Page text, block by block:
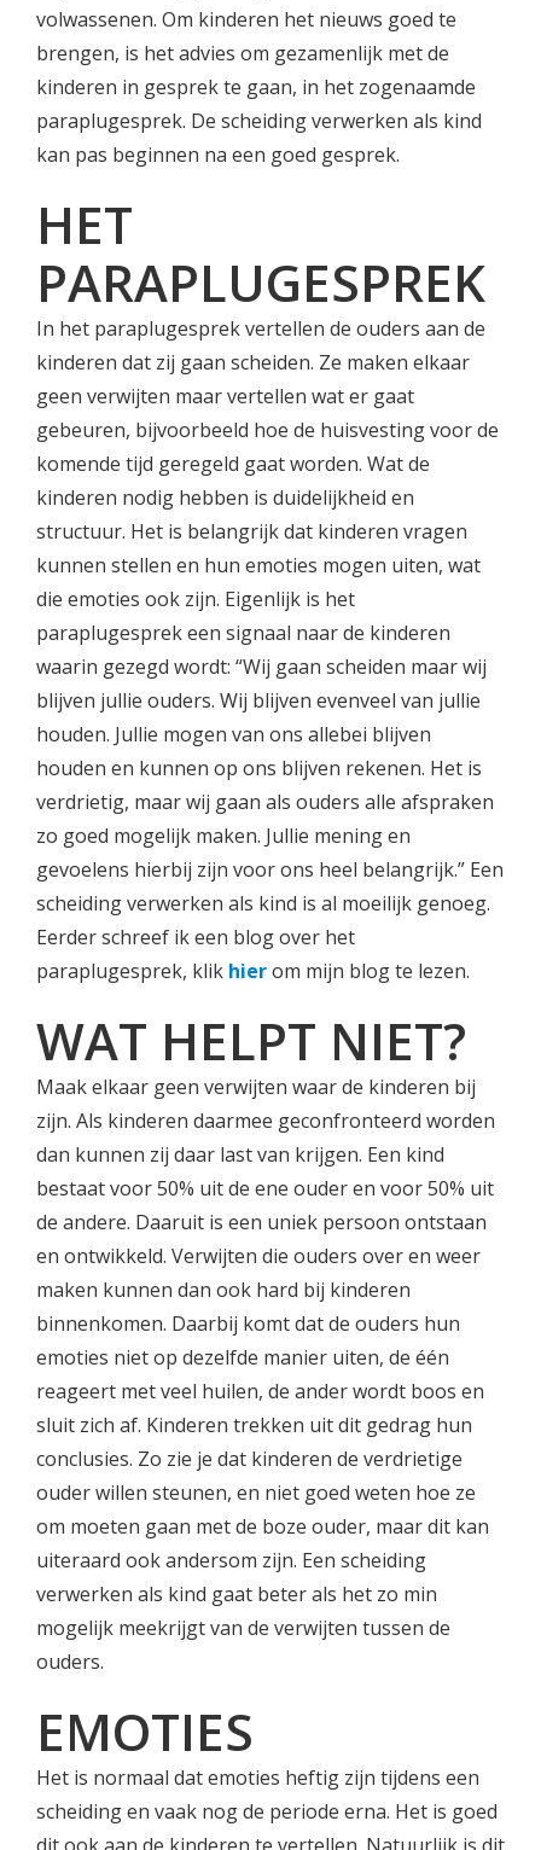
volwassenen. Om kinderen het nieuws goed te
brengen, is het advies om gezamenlijk met de
kinderen in gesprek te gaan, in het zogenaamde
paraplugesprek. De scheiding verwerken als kind
kan pas beginnen na een goed gesprek.
HET
PARAPLUGESPREK
In het paraplugesprek vertellen de ouders aan de
kinderen dat zij gaan scheiden. Ze maken elkaar
geen verwijten maar vertellen wat er gaat
gebeuren, bijvoorbeeld hoe de huisvesting voor de
komende tijd geregeld gaat worden. Wat de
kinderen nodig hebben is duidelijkheid en
structuur. Het is belangrijk dat kinderen vragen
kunnen stellen en hun emoties mogen uiten, wat
die emoties ook zijn. Eigenlijk is het
paraplugesprek een signaal naar de kinderen
waarin gezegd wordt: “Wij gaan scheiden maar wij
blijven jullie ouders. Wij blijven evenveel van jullie
houden. Jullie mogen van ons allebei blijven
houden en kunnen op ons blijven rekenen. Het is
verdrietig, maar wij gaan als ouders alle afspraken
zo goed mogelijk maken. Jullie mening en
gevoelens hierbij zijn voor ons heel belangrijk.” Een
scheiding verwerken als kind is al moeilijk genoeg.
Eerder schreef ik een blog over het
paraplugesprek, klik hierom mijn blog te lezen.
WAT HELPT NIET?
Maak elkaar geen verwijten waar de kinderen bij
zijn. Als kinderen daarmee geconfronteerd worden
dan kunnen zij daar last van krijgen. Een kind
bestaat voor 50% uit de ene ouder en voor 50% uit
de andere. Daaruit is een uniek persoon ontstaan
en ontwikkeld. Verwijten die ouders over en weer
maken kunnen dan ook hard bij kinderen
binnenkomen. Daarbij komt dat de ouders hun
emoties niet op dezelfde manier uiten, de één
reageert met veel huilen, de ander wordt boos en
sluit zich af. Kinderen trekken uit dit gedrag hun
conclusies. Zo zie je dat kinderen de verdrietige
ouder willen steunen, en niet goed weten hoe ze
om moeten gaan met de boze ouder, maar dit kan
uiteraard ook andersom zijn. Een scheiding
verwerken als kind gaat beter als het zo min
mogelijk meekrijgt van de verwijten tussen de
ouders.
EMOTIES
Het is normaal dat emoties heftig zijn tijdens een
scheiding en vaak nog de periode erna. Het is goed